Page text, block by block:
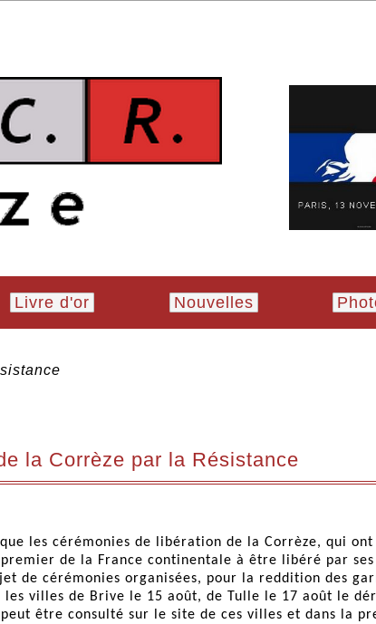
Livre d'or Nouvelles
la Corrèze par la Résistance
que les cérémonies de libération de la Corrèze, qui
de la France continentale à être libéré par ses
de cérémonies organisées, pour la reddition des
les villes de Brive le 15 août, de Tulle le 17 août le
être consulté sur le site de ces villes et dans la